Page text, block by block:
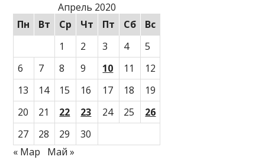
Апрель 2020
Пн
Вт Ср Чт Пт Сб
Вс
1
2 3 4
5
6
7 8 9 10 11
12
13
14 15 16 17 18
19
20
21 22 23 24 25
26
27
28 29
30
« Мар
Май »